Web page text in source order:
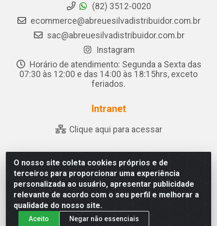
O nosso site coleta cookies próprios e de
terceiros para proporcionar uma experiência
personalizada ao usuário, apresentar publicidade
relevante de acordo com o seu perfil e melhorar a
qualidade do nosso site.
Aceito Negar não essenciais
(82) 3512-0020
ecommerce@abreuesilvadistribuidor.com.br
sac@abreuesilvadistribuidor.com.br
Instagram
Horário de atendimento: Segunda a Sexta das
07:30 às 12:00 e das 14:00 às 18:15hrs, exceto
feriados.
Intranet
Clique aqui para acessar
Abreu & Silva - Rua Padre Jose de Souza Leite, 265 - Ariado,
Olho D'Água das Flores/AL - CEP 57.442-000 - CNPJ
04.790.656/0001-06